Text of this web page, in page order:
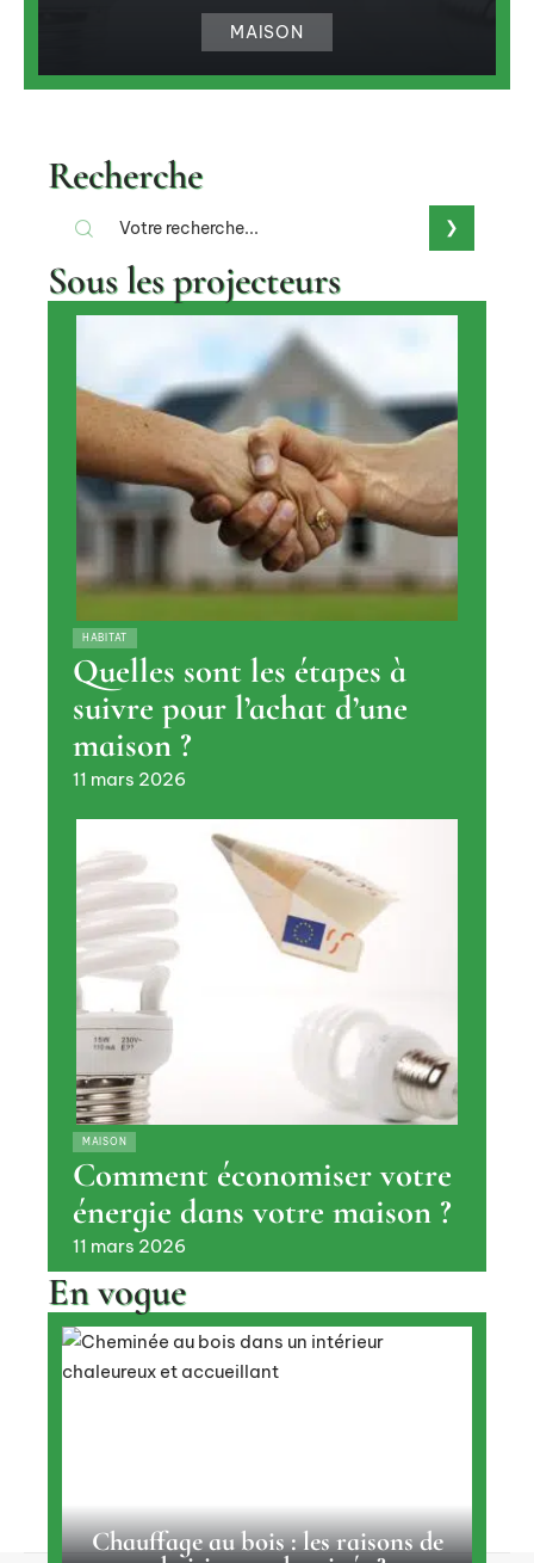
MAISON
Recherche
Sous les projecteurs
HABITAT
Quelles sont les étapes à
suivre pour l’achat d’une
maison ?
11 mars 2026
MAISON
Comment économiser votre
énergie dans votre maison ?
11 mars 2026
En vogue
Chauffage au bois : les raisons de